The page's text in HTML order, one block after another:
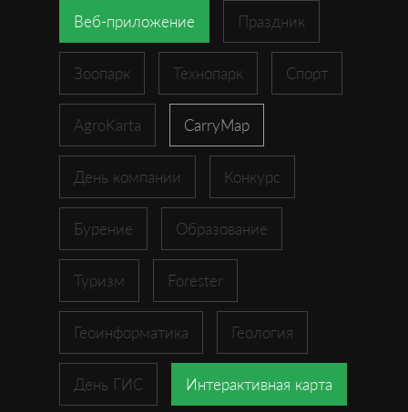
Веб-приложение Праздник
Зоопарк Технопарк Спорт
AgroKarta CarryMap
День компании Конкурс
Бурение Образование
Туризм Forester
Геоинформатика Геология
День ГИС Интерактивная карта